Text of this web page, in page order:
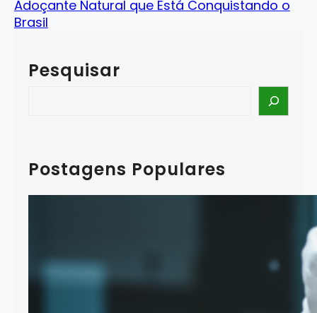
Adoçante Natural que Está Conquistando o
Brasil
Pesquisar
c
hPostagens Populares